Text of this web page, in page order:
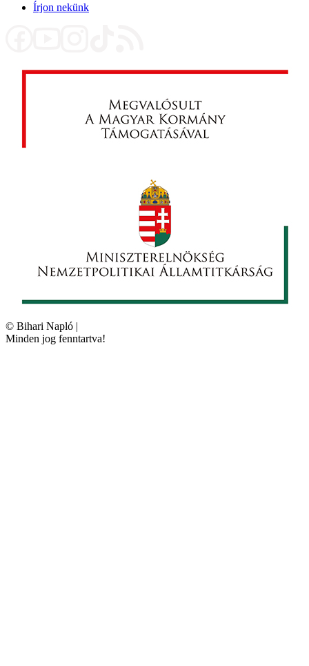
Írjon nekünk
© Bihari Napló |
Minden jog fenntartva!